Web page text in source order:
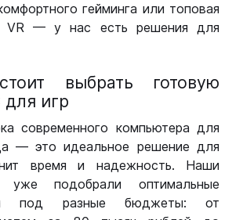
гейминга или топовая
VR — у нас есть решения для
выбрать готовую
игр
современного компьютера для
— это идеальное решение для
время и надежность. Наши
уже подобрали оптимальные
под разные бюджеты: от